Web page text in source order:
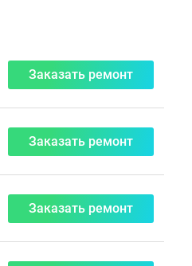
Заказать ремонт
Заказать ремонт
Заказать ремонт